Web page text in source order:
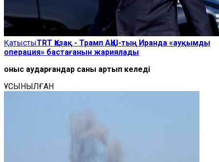
ҚатыстыTRT Қазақ - Трамп АҚШ-тың Иранда «ауқымды
операция» бастағанын жариялады
Қоныс аударғандар саны артып келеді
ҰСЫНЫЛҒАН